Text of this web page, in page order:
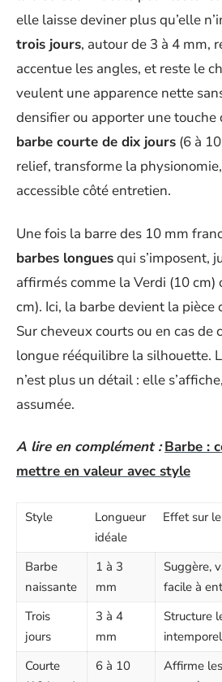
elle laisse deviner plus qu’elle
trois jours, autour de 3 à 4 mm,
accentue les angles, et reste le
veulent une apparence nette
densifier ou apporter une touche
barbe courte de dix jours (6 à
relief, transforme la
accessible côté entretien.
Une fois la barre des 10 mm
barbes longuesqui s’imposent,
affirmés comme la Verdi (10 cm)
cm). Ici, la barbe devient la pièce
Sur cheveux courts ou en cas de
longue rééquilibre la silhouette.
n’est plus un détail : elle
assumée.
A lire en complément : Barbe :
mettre en valeur avec style
Style
Longueur
idéale
Effet sur
Barbe
naissante
1 à 3
mm
Suggère,
facile à
Trois
jours
3 à 4
mm
Structure
intemporel
Courte
6 à 10
Affirme